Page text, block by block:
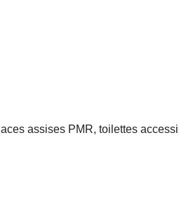
assises PMR, toilettes